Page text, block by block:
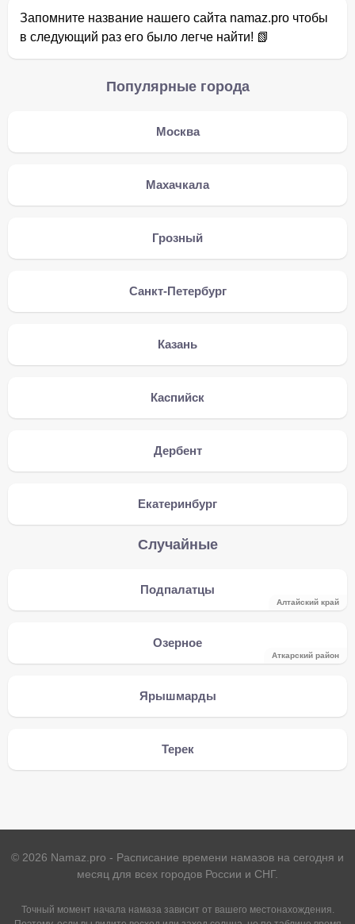
Запомните название нашего сайта namaz.pro чтобы
в следующий раз его было легче найти! 📗
Популярные города
Москва
Махачкала
Грозный
Санкт-Петербург
Казань
Каспийск
Дербент
Екатеринбург
Случайные
Подпалатцы
Алтайский край
Озерное
Аткарский район
Ярышмарды
Терек
© 2026 Namaz.pro - Расписание времени намазов на сегодня и
месяц для всех городов России и СНГ.
Точный момент начала намаза зависит от вашего местонахождения.